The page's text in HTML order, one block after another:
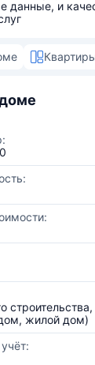
данные, и
жилой дом)